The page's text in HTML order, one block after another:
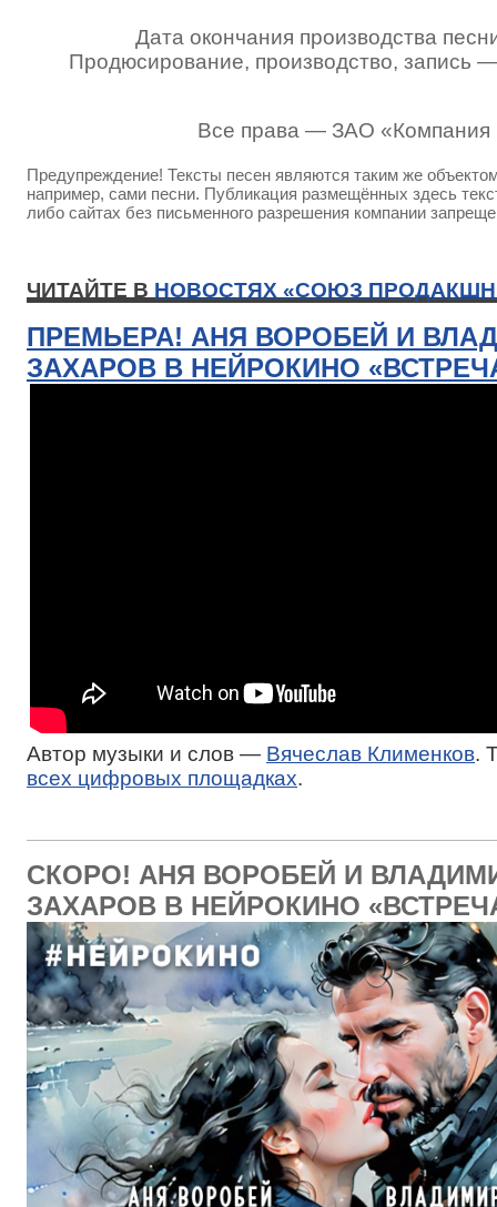
Дата окончания производства
Продюсирование, производство, запись
Все права — ЗАО
Предупреждение! Тексты песен являются таким же
например, сами песни. Публикация размещённых здесь
либо сайтах без письменного разрешения компании
ЧИТАЙТЕ В НОВОСТЯХ «СОЮЗ
ПРЕМЬЕРА! АНЯ ВОРОБЕЙ И
ЗАХАРОВ В НЕЙРОКИНО
Автор музыки и слов — Вячеслав Клименков.
всех цифровых площадках.
СКОРО! АНЯ ВОРОБЕЙ И
ЗАХАРОВ В НЕЙРОКИНО